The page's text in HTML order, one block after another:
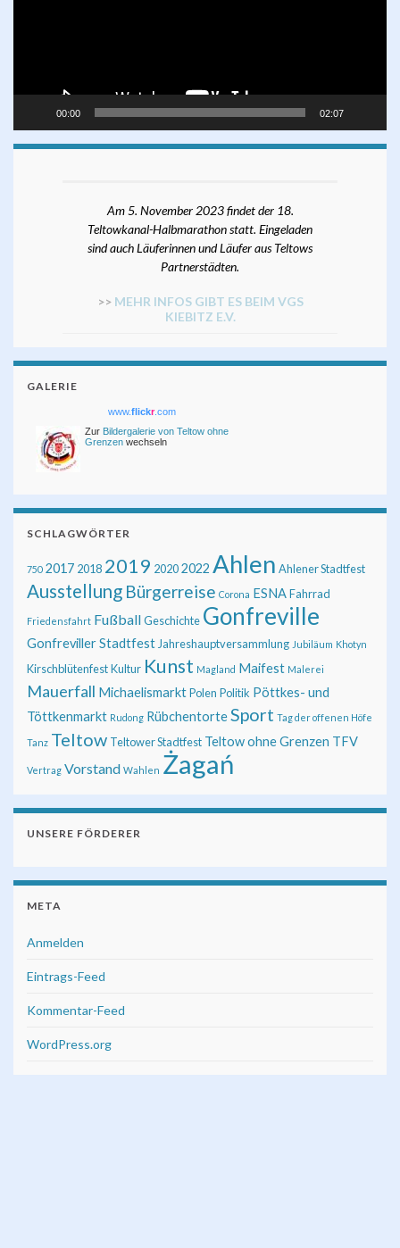
00:00 02:07
Am 5. November 2023 findet der 18.
Teltowkanal-Halbmarathon statt. Eingeladen
sind auch Läuferinnen und Läufer aus Teltows
Partnerstädten.
>> MEHR INFOS GIBT ES BEIM VGS
KIEBITZ E.V.
GALERIE
www.flickr.com
Zur Bildergalerie von Teltow ohne
Grenzen wechseln
SCHLAGWÖRTER
750 2017 2018 2019 20202022 Ahlen Ahlener Stadtfest
Ausstellung Bürgerreise Corona ESNAFahrrad
Friedensfahrt FußballGeschichte Gonfreville
Gonfreviller StadtfestJahreshauptversammlung Jubiläum Khotyn
KirschblütenfestKultur Kunst Magland Maifest Malerei
Mauerfall MichaelismarktPolen Politik Pöttkes- und
Töttkenmarkt Rudong RübchentorteSport Tag der offenen Höfe
Tanz Teltow Teltower Stadtfest Teltow ohne Grenzen TFV
Vertrag Vorstand Wahlen Żagań
UNSERE FÖRDERER
META
Anmelden
Eintrags-Feed
Kommentar-Feed
WordPress.org